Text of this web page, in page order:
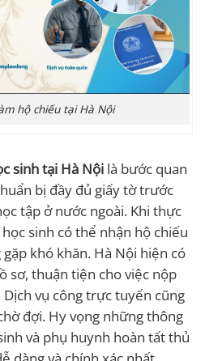
hộ chiếu tại Hà Nội
sinh tại Hà Nội là bước quan
bị đầy đủ giấy tờ trước
tập ở nước ngoài. Khi thực
sinh có thể nhận hộ chiếu
khó khăn. Hà Nội hiện có
sơ, thuận tiện cho việc nộp
vụ công trực tuyến cũng
đợi. Hy vọng những thông
và phụ huynh hoàn tất thủ